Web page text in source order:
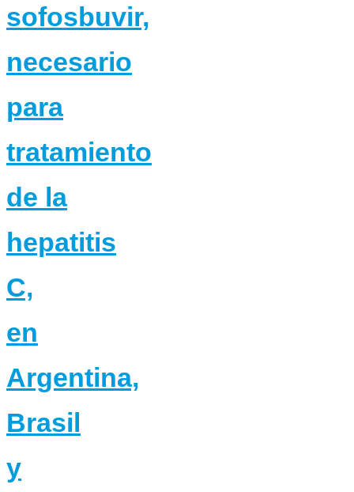
sofosbuvir,
necesario
para
tratamiento
de la
hepatitis
C,
en
Argentina,
Brasil
y